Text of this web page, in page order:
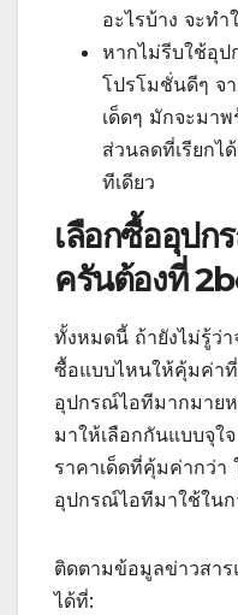
อะไรบ้าง จะทำ
หากไม่รีบใช้อุ
โปรโมชั่นดีๆ จ
เด็ดๆ มักจะมา
ส่วนลดที่เรียกไ
ทีเดียว
เลือกซื้ออุป
ครันต้องที่
ทั้งหมดนี้ ถ้ายังไม่รู้ว่า
ซื้อแบบไหนให้คุ้มค่า
อุปกรณ์ไอทีมากมาย
มาให้เลือกกันแบบจุใ
ราคาเด็ดที่คุ้มค่ากว่า
อุปกรณ์ไอทีมาใช้ใน
ติดตามข้อมูลข่าวสาร
ได้ที่: